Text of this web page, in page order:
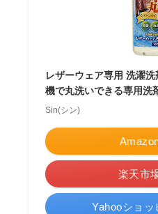
レザーウェア専用 洗濯
機で丸洗いできる専用洗
Sin(シン)
楽天市
Yahooショ